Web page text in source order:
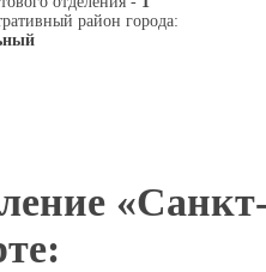
район города:
«